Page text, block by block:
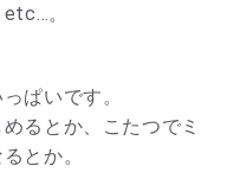
。
ぱいです。
るとか、こたつでミ
とか。